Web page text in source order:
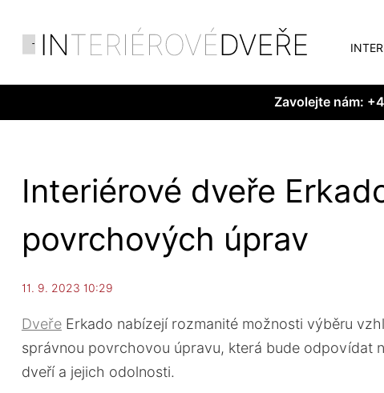
Zavolejte nám:
Interiérové dveře
povrchových úprav
11. 9. 2023 10:29
DveřeErkado nabízejí rozmanité možnosti výběru
správnou povrchovou úpravu, která bude odpovídat
dveří a jejich odolnosti.